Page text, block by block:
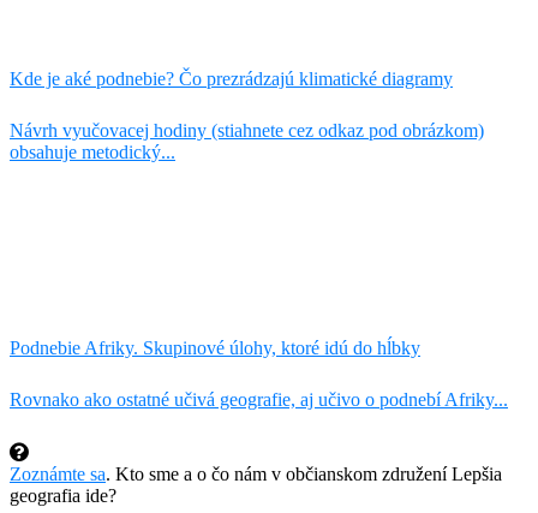
Kde je aké podnebie? Čo prezrádzajú klimatické diagramy
Návrh vyučovacej hodiny (stiahnete cez odkaz pod obrázkom)
obsahuje metodický...
Podnebie Afriky. Skupinové úlohy, ktoré idú do hĺbky
Rovnako ako ostatné učivá geografie, aj učivo o podnebí Afriky...
Zoznámte sa. Kto sme a o čo nám v občianskom združení Lepšia
geografia ide?